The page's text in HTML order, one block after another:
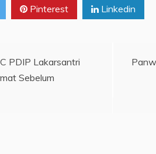
Pinterest Linkedin
PDIP Lakarsantri
Sebelum